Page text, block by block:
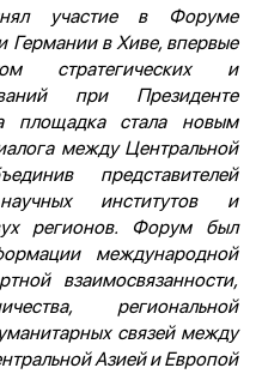
участие в Форуме
Германии в Хиве, впервые
стратегических и
при Президенте
площадка стала новым
между Центральной
представителей
институтов и
регионов. Форум был
международной
взаимосвязанности,
региональной
связей между
Азией и Европой.